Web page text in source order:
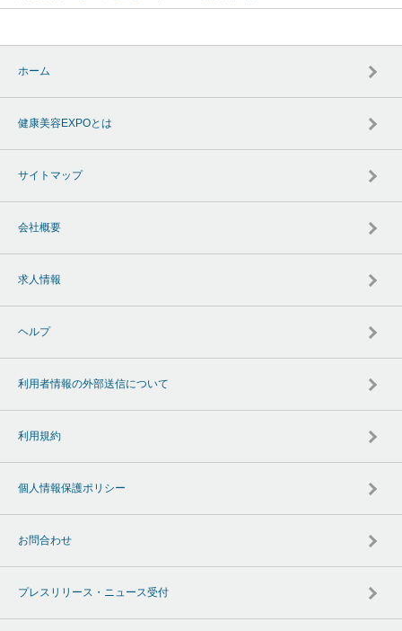
ホーム
健康美容EXPOとは
サイトマップ
会社概要
求人情報
ヘルプ
利用者情報の外部送信について
利用規約
個人情報保護ポリシー
お問合わせ
プレスリリース・ニュース受付